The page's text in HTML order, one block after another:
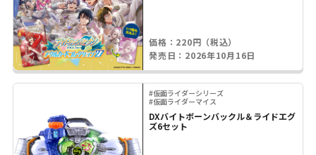
価格：220円（税込）
発売日：2026年10月16日
#仮面ライダーシリーズ
#仮面ライダーマイス
DXバイトボーンバックル＆ライドエグ
ズ6セット